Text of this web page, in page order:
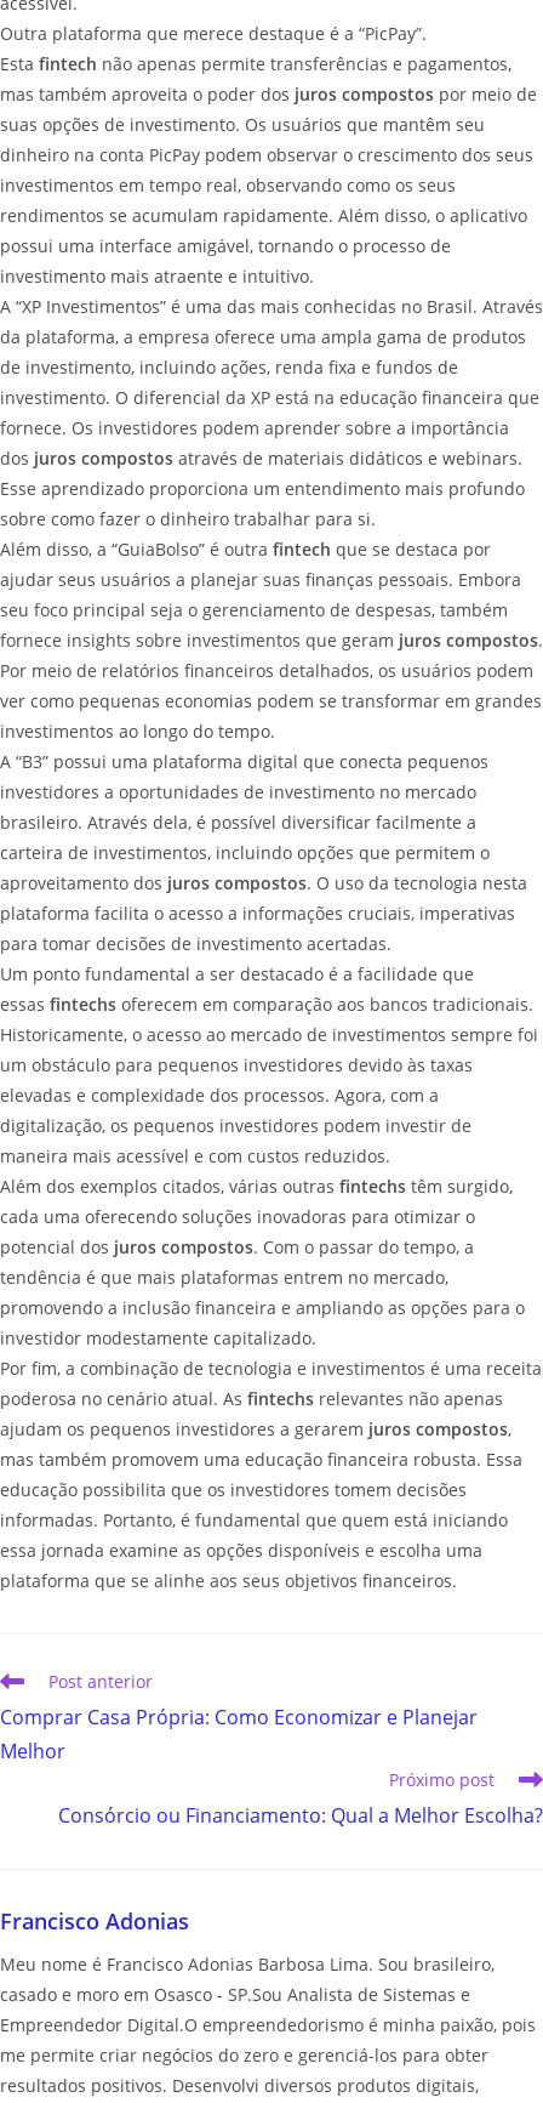
Outra plataforma que merece destaque é a “PicPay”.
Esta fintech não apenas permite transferências e pagamentos,
mas também aproveita o poder dos juros compostos por meio de
suas opções de investimento. Os usuários que mantêm seu
dinheiro na conta PicPay podem observar o crescimento dos seus
investimentos em tempo real, observando como os seus
rendimentos se acumulam rapidamente. Além disso, o aplicativo
possui uma interface amigável, tornando o processo de
investimento mais atraente e intuitivo.
A “XP Investimentos” é uma das mais conhecidas no Brasil. Através
da plataforma, a empresa oferece uma ampla gama de produtos
de investimento, incluindo ações, renda fixa e fundos de
investimento. O diferencial da XP está na educação financeira que
fornece. Os investidores podem aprender sobre a importância
dos juros compostos através de materiais didáticos e webinars.
Esse aprendizado proporciona um entendimento mais profundo
sobre como fazer o dinheiro trabalhar para si.
Além disso, a “GuiaBolso” é outra fintech que se destaca por
ajudar seus usuários a planejar suas finanças pessoais. Embora
seu foco principal seja o gerenciamento de despesas, também
fornece insights sobre investimentos que geram juros compostos.
Por meio de relatórios financeiros detalhados, os usuários podem
ver como pequenas economias podem se transformar em grandes
investimentos ao longo do tempo.
A “B3” possui uma plataforma digital que conecta pequenos
investidores a oportunidades de investimento no mercado
brasileiro. Através dela, é possível diversificar facilmente a
carteira de investimentos, incluindo opções que permitem o
aproveitamento dos juros compostos. O uso da tecnologia nesta
plataforma facilita o acesso a informações cruciais, imperativas
para tomar decisões de investimento acertadas.
Um ponto fundamental a ser destacado é a facilidade que
essas fintechs oferecem em comparação aos bancos tradicionais.
Historicamente, o acesso ao mercado de investimentos sempre foi
um obstáculo para pequenos investidores devido às taxas
elevadas e complexidade dos processos. Agora, com a
digitalização, os pequenos investidores podem investir de
maneira mais acessível e com custos reduzidos.
Além dos exemplos citados, várias outras fintechs têm surgido,
cada uma oferecendo soluções inovadoras para otimizar o
potencial dos juros compostos. Com o passar do tempo, a
tendência é que mais plataformas entrem no mercado,
promovendo a inclusão financeira e ampliando as opções para o
investidor modestamente capitalizado.
Por fim, a combinação de tecnologia e investimentos é uma receita
poderosa no cenário atual. As fintechs relevantes não apenas
ajudam os pequenos investidores a gerarem juros compostos,
mas também promovem uma educação financeira robusta. Essa
educação possibilita que os investidores tomem decisões
informadas. Portanto, é fundamental que quem está iniciando
essa jornada examine as opções disponíveis e escolha uma
plataforma que se alinhe aos seus objetivos financeiros.
Post anterior
Comprar Casa Própria: Como Economizar e Planejar
Melhor
Próximo post
Consórcio ou Financiamento: Qual a Melhor Escolha?
Francisco Adonias
Meu nome é Francisco Adonias Barbosa Lima. Sou brasileiro,
casado e moro em Osasco - SP.Sou Analista de Sistemas e
Empreendedor Digital.O empreendedorismo é minha paixão, pois
me permite criar negócios do zero e gerenciá-los para obter
resultados positivos. Desenvolvi diversos produtos digitais,